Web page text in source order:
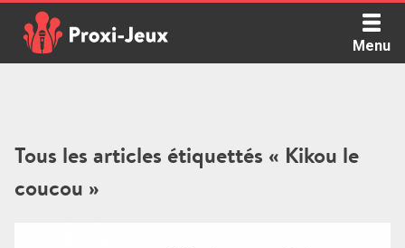
content
Menu
Tous les articles étiquettés « Kikou le
coucou »